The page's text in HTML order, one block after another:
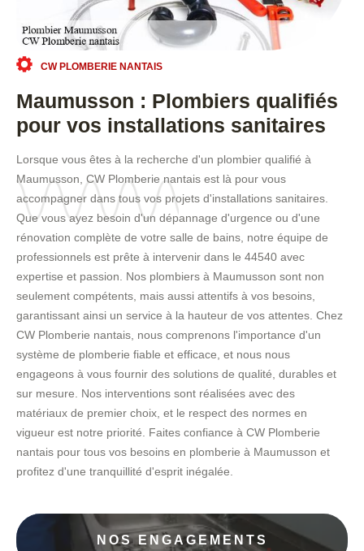
CW PLOMBERIE NANTAIS
Maumusson : Plombiers qualifiés
pour vos installations sanitaires
Lorsque vous êtes à la recherche d'un plombier qualifié à
Maumusson, CW Plomberie nantais est là pour vous
accompagner dans tous vos projets d'installations sanitaires.
Que vous ayez besoin d'un dépannage d'urgence ou d'une
rénovation complète de votre salle de bains, notre équipe de
professionnels est prête à intervenir dans le 44540 avec
expertise et passion. Nos plombiers à Maumusson sont non
seulement compétents, mais aussi attentifs à vos besoins,
garantissant ainsi un service à la hauteur de vos attentes. Chez
CW Plomberie nantais, nous comprenons l'importance d'un
système de plomberie fiable et efficace, et nous nous
engageons à vous fournir des solutions de qualité, durables et
sur mesure. Nos interventions sont réalisées avec des
matériaux de premier choix, et le respect des normes en
vigueur est notre priorité. Faites confiance à CW Plomberie
nantais pour tous vos besoins en plomberie à Maumusson et
profitez d'une tranquillité d'esprit inégalée.
NOS ENGAGEMENTS